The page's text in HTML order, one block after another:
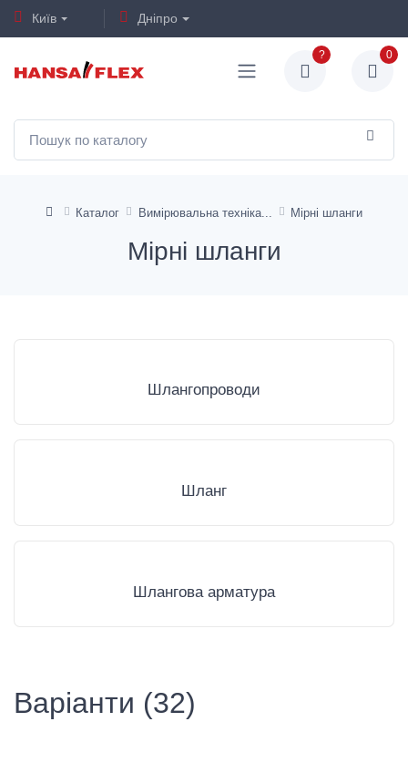
Київ Дніпро
? 0
Каталог Вимірювальна техніка Мірні шланги
Мірні шланги
Шлангопроводи
Шланг
Шлангова арматура
Варіанти (32)